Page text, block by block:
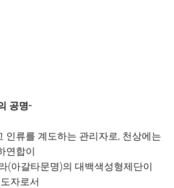
공명-
인류를 계도하는 관리자로, 천상에는
연합이
(아갈타문명)의 대백색성형제단이
자로서